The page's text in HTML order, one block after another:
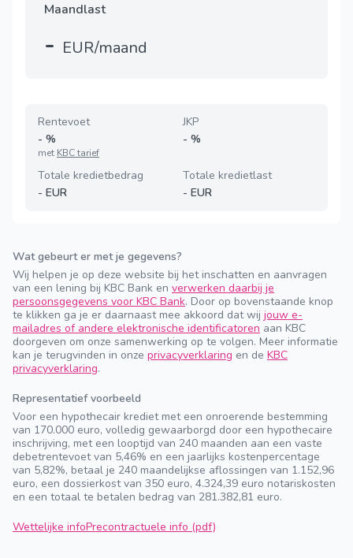
Maandlast
- EUR/maand
Rentevoet
- %
met KBC tarief
JKP
- %
Totale kredietbedrag
- EUR
Totale kredietlast
- EUR
Wat gebeurt er met je gegevens?
Wij helpen je op deze website bij het inschatten en aanvragen
van een lening bij KBC Bank en verwerken daarbij je
persoonsgegevens voor KBC Bank. Door op bovenstaande knop
te klikken ga je er daarnaast mee akkoord dat wij jouw e-
mailadres of andere elektronische identificatoren aan KBC
doorgeven om onze samenwerking op te volgen. Meer informatie
kan je terugvinden in onze privacyverklaring en de KBC
privacyverklaring.
Representatief voorbeeld
Voor een hypothecair krediet met een onroerende bestemming
van 170.000 euro, volledig gewaarborgd door een hypothecaire
inschrijving, met een looptijd van 240 maanden aan een vaste
debetrentevoet van 5,46% en een jaarlijks kostenpercentage
van 5,82%, betaal je 240 maandelijkse aflossingen van 1.152,96
euro, een dossierkost van 350 euro, 4.324,39 euro notariskosten
en een totaal te betalen bedrag van 281.382,81 euro.
Wettelijke infoPrecontractuele info (pdf)